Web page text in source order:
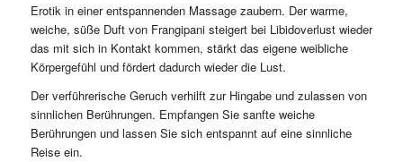
Erotik in einer entspannenden Massage zaubern. Der warme,
weiche, süße Duft von Frangipani steigert bei Libidoverlust wieder
das mit sich in Kontakt kommen, stärkt das eigene weibliche
Körpergefühl und fördert dadurch wieder die Lust.
Der verführerische Geruch verhilft zur Hingabe und zulassen von
sinnlichen Berührungen. Empfangen Sie sanfte weiche
Berührungen und lassen Sie sich entspannt auf eine sinnliche
Reise ein.